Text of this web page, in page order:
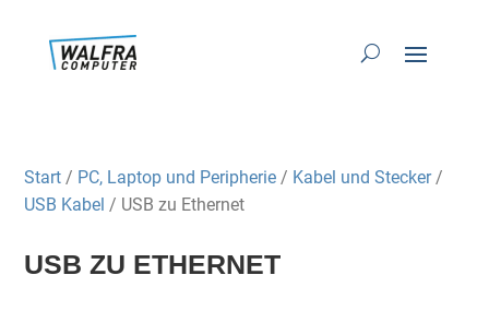
Start / PC, Laptop und Peripherie / Kabel und Stecker/
USB Kabel / USB zu Ethernet
USB ZU ETHERNET